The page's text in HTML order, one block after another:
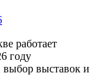
работает
году
выбор выставок и